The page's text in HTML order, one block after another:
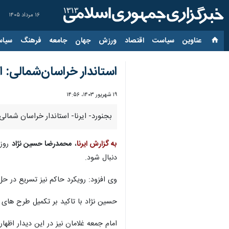
۱۶ مرداد ۱۴۰۵
عناوین‌ سیاست اقتصاد ورزش جهان جامعه فرهنگ
استاندار
۱۹ شهریور ۱۴۰۳، ۱۴:۵۶